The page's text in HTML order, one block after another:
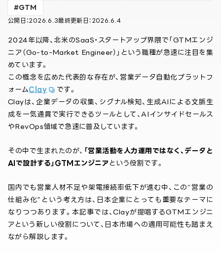
GTM
公開日：2026.6.3最終更新日： 2026.6.4
2024年以降、北米のSaaS・スタートアップ界隈で「GTMエンジ
ニア（Go-to-Market Engineer）」という職種が急速に注目を集
めています。
この概念を広めた代表的な存在が、営業データ自動化プラットフ
ォームClay
です。
Clayは、企業データの収集、シグナル検知、生成AIによる文脈生
成を一気通貫で実行できるツールとして、AIインサイドセールス
やRevOps領域で急速に普及しています。
その中で生まれたのが、 「営業活動を人力運用ではなく、データと
AIで設計する」GTMエンジニア という役割です。
国内でも営業人材不足や架電接続率低下が進む中、この“営業の
仕組み化”という考え方は、日本企業にとっても重要なテーマに
なりつつあります。本記事では、Clayが提唱するGTMエンジニ
アという新しい役割について、日本市場への適用可能性も踏まえ
ながら解説します。